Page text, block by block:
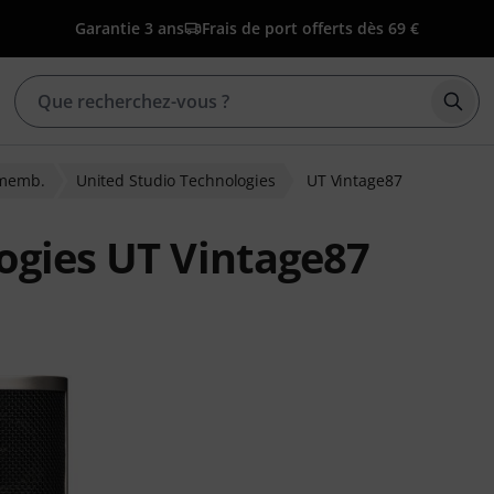
Garantie 3 ans Frais de port offerts dès 69 €
United Studio Technologies UT Vintage87
UT Vintage87
clients